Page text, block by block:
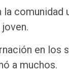
comunidad
en
a muchos.